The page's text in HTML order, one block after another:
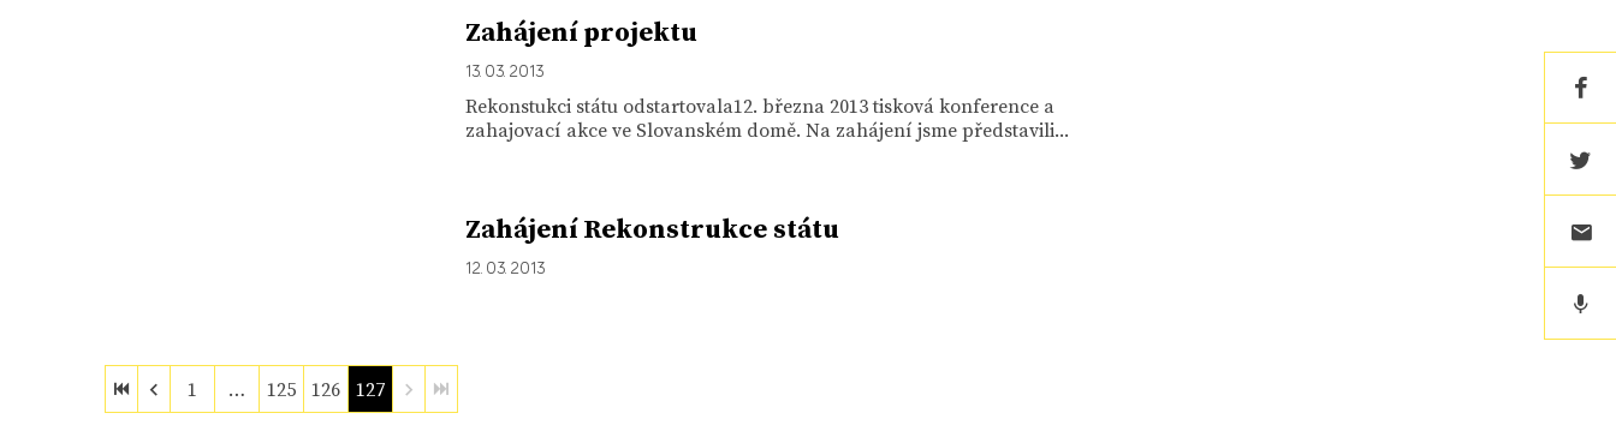
Zahájení projektu
13. 03. 2013
Rekonstukci státu odstartovala12. března 2013 tisková konference a
zahajovací akce ve Slovanském domě. Na zahájení jsme představili...
Zahájení Rekonstrukce státu
12. 03. 2013
1 … 125 126 127